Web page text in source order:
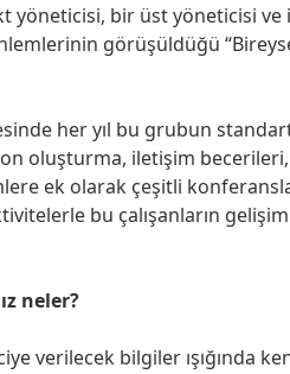
yöneticisi, bir üst yöneticisi ve
görüşüldüğü
her yıl bu grubun
oluşturma, iletişim
ek olarak çeşitli
bu çalışanların
neler?
verilecek bilgiler ışığında